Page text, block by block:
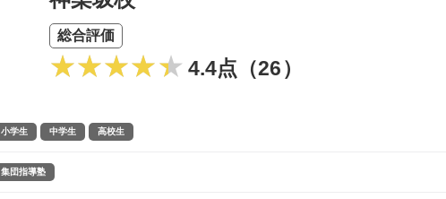
総合評価
4.4点（26）
小学生 中学生 高校生
集団指導塾